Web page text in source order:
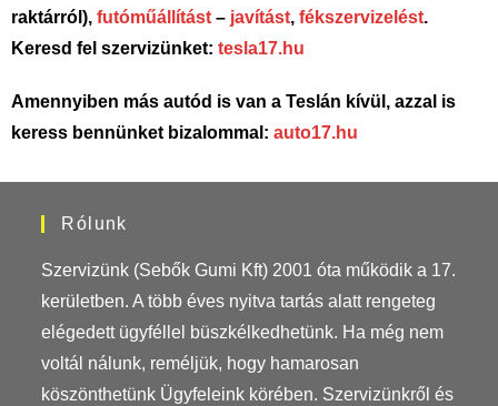
raktárról), futóműállítást – javítást, fékszervizelést.
Keresd fel szervizünket: tesla17.hu
Amennyiben más autód is van a Teslán kívül, azzal is
keress bennünket bizalommal: auto17.hu
Rólunk
Szervizünk (Sebők Gumi Kft) 2001 óta működik a 17.
kerületben. A több éves nyitva tartás alatt rengeteg
elégedett ügyféllel büszkélkedhetünk. Ha még nem
voltál nálunk, reméljük, hogy hamarosan
köszönthetünk Ügyfeleink körében. Szervizünkről és